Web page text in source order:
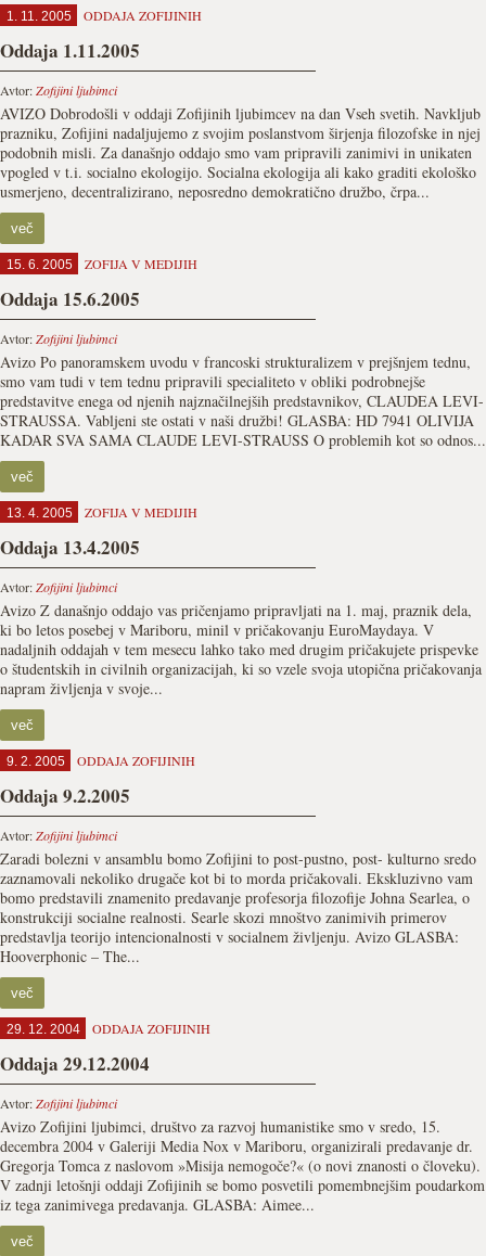
1. 11. 2005 ODDAJA ZOFIJINIH
Oddaja 1.11.2005
Avtor:Zofijini ljubimci
AVIZO Dobrodošli v oddaji Zofijinih ljubimcev na dan Vseh svetih. Navkljub
prazniku, Zofijini nadaljujemo z svojim poslanstvom širjenja filozofske in njej
podobnih misli. Za današnjo oddajo smo vam pripravili zanimivi in unikaten
vpogled v t.i. socialno ekologijo. Socialna ekologija ali kako graditi ekološko
usmerjeno, decentralizirano, neposredno demokratično družbo, črpa...
več
15. 6. 2005 ZOFIJA V MEDIJIH
Oddaja 15.6.2005
Avtor:Zofijini ljubimci
Avizo Po panoramskem uvodu v francoski strukturalizem v prejšnjem tednu,
smo vam tudi v tem tednu pripravili specialiteto v obliki podrobnejše
predstavitve enega od njenih najznačilnejših predstavnikov, CLAUDEA LEVI-
STRAUSSA. Vabljeni ste ostati v naši družbi! GLASBA: HD 7941 OLIVIJA
KADAR SVA SAMA CLAUDE LEVI-STRAUSS O problemih kot so odnos...
več
13. 4. 2005 ZOFIJA V MEDIJIH
Oddaja 13.4.2005
Avtor:Zofijini ljubimci
Avizo Z današnjo oddajo vas pričenjamo pripravljati na 1. maj, praznik dela,
ki bo letos posebej v Mariboru, minil v pričakovanju EuroMaydaya. V
nadaljnih oddajah v tem mesecu lahko tako med drugim pričakujete prispevke
o študentskih in civilnih organizacijah, ki so vzele svoja utopična pričakovanja
napram življenja v svoje...
več
9. 2. 2005 ODDAJA ZOFIJINIH
Oddaja 9.2.2005
Avtor:Zofijini ljubimci
Zaradi bolezni v ansamblu bomo Zofijini to post-pustno, post- kulturno sredo
zaznamovali nekoliko drugače kot bi to morda pričakovali. Ekskluzivno vam
bomo predstavili znamenito predavanje profesorja filozofije Johna Searlea, o
konstrukciji socialne realnosti. Searle skozi mnoštvo zanimivih primerov
predstavlja teorijo intencionalnosti v socialnem življenju. Avizo GLASBA:
Hooverphonic – The...
več
29. 12. 2004 ODDAJA ZOFIJINIH
Oddaja 29.12.2004
Avtor:Zofijini ljubimci
Avizo Zofijini ljubimci, društvo za razvoj humanistike smo v sredo, 15.
decembra 2004 v Galeriji Media Nox v Mariboru, organizirali predavanje dr.
Gregorja Tomca z naslovom »Misija nemogoče?« (o novi znanosti o človeku).
V zadnji letošnji oddaji Zofijinih se bomo posvetili pomembnejšim poudarkom
iz tega zanimivega predavanja. GLASBA: Aimee...
več